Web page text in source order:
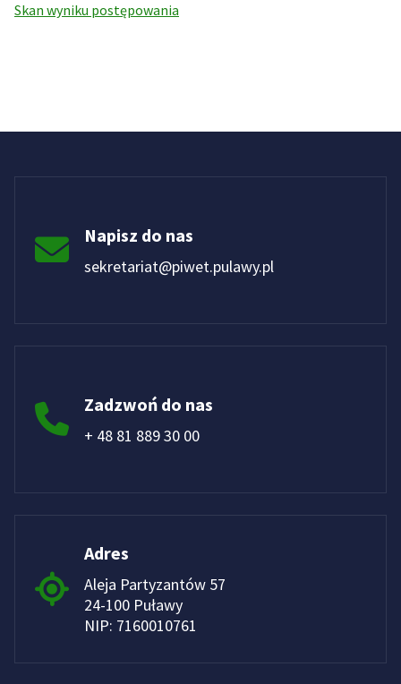
Skan wyniku postępowania
Napisz do nas
sekretariat@piwet.pulawy.pl
Zadzwoń do nas
+ 48 81 889 30 00
Adres
Aleja Partyzantów 57
24-100 Puławy
NIP: 7160010761